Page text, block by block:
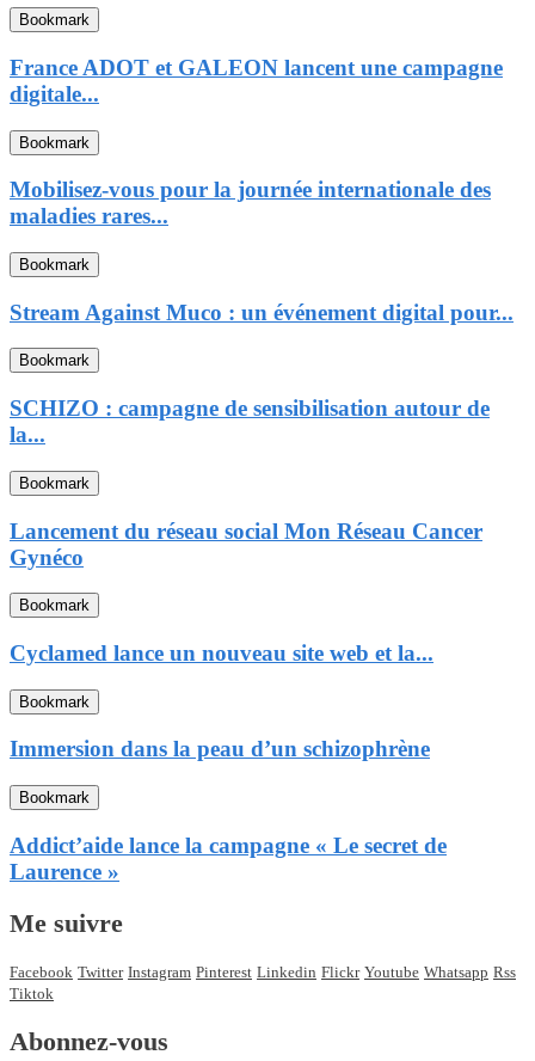
Bookmark
France ADOT et GALEON lancent une campagne
digitale...
Bookmark
Mobilisez-vous pour la journée internationale des
maladies rares...
Bookmark
Stream Against Muco : un événement digital pour...
Bookmark
SCHIZO : campagne de sensibilisation autour de
la...
Bookmark
Lancement du réseau social Mon Réseau Cancer
Gynéco
Bookmark
Cyclamed lance un nouveau site web et la...
Bookmark
Immersion dans la peau d’un schizophrène
Bookmark
Addict’aide lance la campagne « Le secret de
Laurence »
Me suivre
Facebook Twitter Instagram Pinterest Linkedin Flickr Youtube Whatsapp Rss
Tiktok
Abonnez-vous